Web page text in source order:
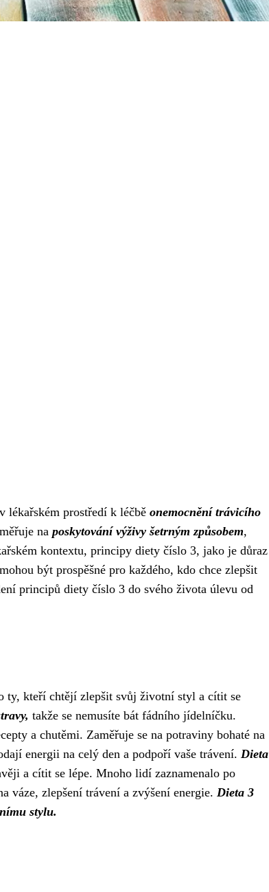
lékařském prostředí k léčbě onemocnění trávicího
na poskytování výživy šetrným způsobem,
kontextu, principy diety číslo 3, jako je důraz
být prospěšné pro každého, kdo chce zlepšit
principů diety číslo 3 do svého života úlevu od
ty, kteří chtějí zlepšit svůj životní styl a cítit se
takže se nemusíte bát fádního jídelníčku.
a chutěmi. Zaměřuje se na potraviny bohaté na
energii na celý den a podpoří vaše trávení. Dieta
a cítit se lépe. Mnoho lidí zaznamenalo po
váze, zlepšení trávení a zvýšení energie. Dieta 3
stylu.